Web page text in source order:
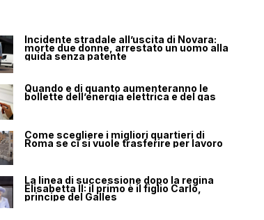
Incidente stradale all’uscita di Novara:
morte due donne, arrestato un uomo alla
guida senza patente
Quando e di quanto aumenteranno le
bollette dell’energia elettrica e del gas
Come scegliere i migliori quartieri di
Roma se ci si vuole trasferire per lavoro
La linea di successione dopo la regina
Elisabetta II: il primo è il figlio Carlo,
principe del Galles